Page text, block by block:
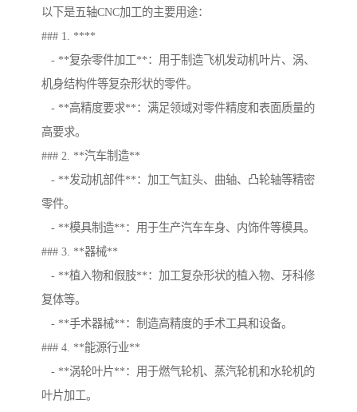
以下是五轴CNC加工的主要用途：
### 1. ****
- **复杂零件加工**：用于制造飞机发动机叶片、涡、
机身结构件等复杂形状的零件。
- **高精度要求**：满足领域对零件精度和表面质量的
高要求。
### 2. **汽车制造**
- **发动机部件**：加工气缸头、曲轴、凸轮轴等精密
零件。
- **模具制造**：用于生产汽车车身、内饰件等模具。
### 3. **器械**
- **植入物和假肢**：加工复杂形状的植入物、牙科修
复体等。
- **手术器械**：制造高精度的手术工具和设备。
### 4. **能源行业**
- **涡轮叶片**：用于燃气轮机、蒸汽轮机和水轮机的
叶片加工。